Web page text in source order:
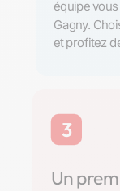
équipe
Gagny.
et profitez
3
Un